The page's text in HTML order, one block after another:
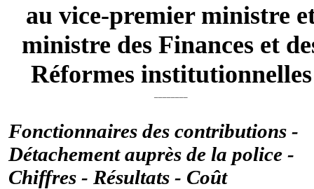
au vice-premier ministre
ministre des Finances et
Réformes institutionnelles
Fonctionnaires des contributions -
Détachement auprès de la police -
Chiffres - Résultats - Coût